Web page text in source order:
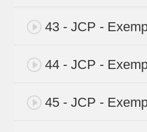
43 - JCP -
44 - JCP -
45 - JCP -